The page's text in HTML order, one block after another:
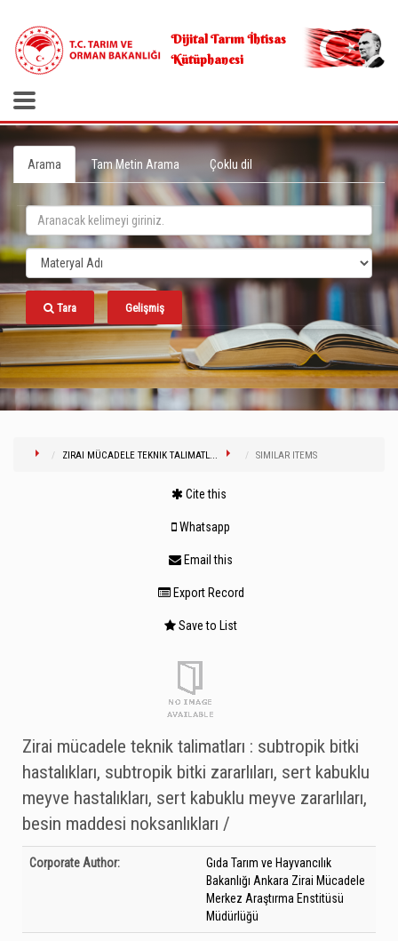
Dijital Tarım İhtisas
Kütüphanesi
Arama Tam Metin Arama Çoklu dil
Tara Gelişmiş
ZIRAI MÜCADELE TEKNIK TALIMATL... SIMILAR ITEMS
Cite this
Whatsapp
Email this
Export Record
Save to List
Zirai mücadele teknik talimatları : subtropik bitki
hastalıkları, subtropik bitki zararlıları, sert kabuklu
meyve hastalıkları, sert kabuklu meyve zararlıları,
besin maddesi noksanlıkları /
Bibliographic Details
Corporate Author:
Gıda Tarım ve Hayvancılık
Bakanlığı Ankara Zirai Mücadele
Merkez Araştırma Enstitüsü
Müdürlüğü